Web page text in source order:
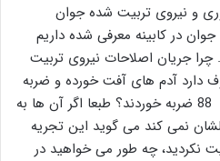
و نیروی تربیت شده جوان
در کابینه معرفی شده داریم
جریان اصلاحات نیروی تربیت
دارد آدم های آفت خورده و ضربه
خورده هستند که در جریان فتنه 88 ضربه خوردند؟ طبعا اگر آن ها به
نمی کند می گوید این تجریه
نکردید، چه طور می خواهید در